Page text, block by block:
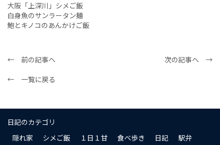
大阪「上深川」シメご飯
白身魚のサンラータン麺
鮑とキノコのあんかけご飯
← 前の記事へ
次の記事へ →
← 一覧に戻る
日記のカテゴリ
隠れ家
シメご飯 １日１甘 食べ歩き 日記 駅弁